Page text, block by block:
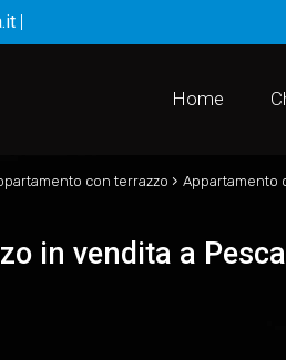
Home
|
con terrazzo › Appartamento
in vendita a